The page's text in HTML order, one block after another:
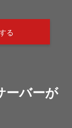
る
ーバーが